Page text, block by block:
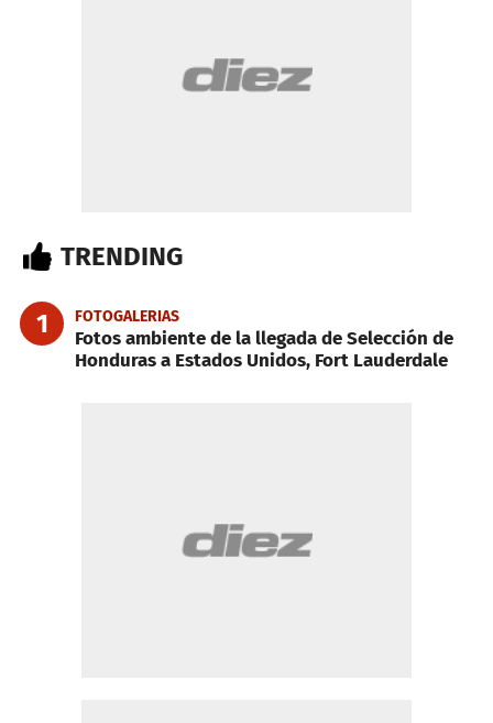
TRENDING
1 FOTOGALERIAS
Fotos ambiente de la llegada de Selección de
Honduras a Estados Unidos, Fort Lauderdale